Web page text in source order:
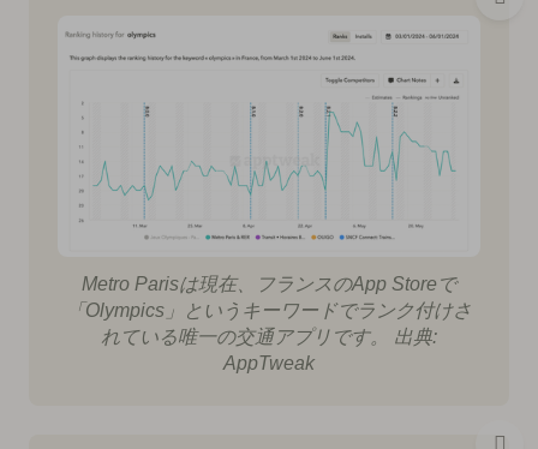
Metro Parisは現在、フランスのApp Storeで
「Olympics」というキーワードでランク付けさ
れている唯一の交通アプリです。 出典:
AppTweak